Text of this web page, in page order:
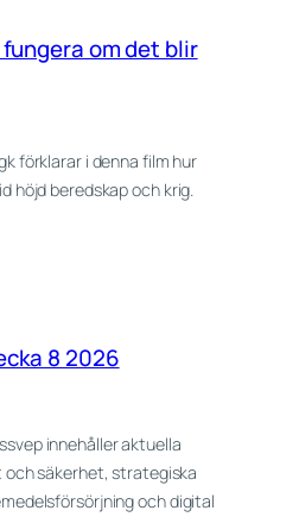
om det blir
förklarar i denna film hur
höjd beredskap och krig.
8 2026
innehåller aktuella
säkerhet, strategiska
och digital